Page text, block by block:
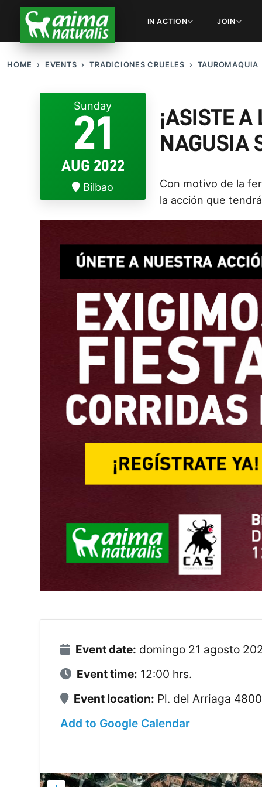
IN ACTION JOIN
HOME EVENTS TRADICIONES CRUELES TAUROMAQUIA
Sunday
21
AUG 2022
Bilbao
¡ASISTE
NAGUSIA
Con motivo de la
la acción que
Event date: domingo 21 agosto
Event time: 12:00 hrs.
Event location: Pl. del Arriaga
Add to Google Calendar